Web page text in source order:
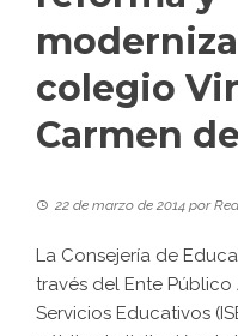
colegio
Carmen
22 de marzo de 2014 por
La Consejería de
través del Ente
Servicios Educativos